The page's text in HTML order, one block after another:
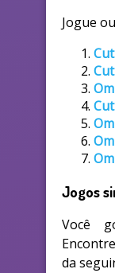
Jogue
Jogos
Você
da